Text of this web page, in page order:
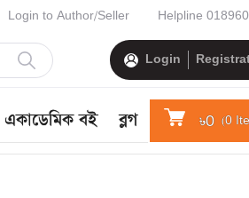
Login to Author/Seller Helpline
Login
একাডেমিক বই ব্লগ ৳0 (0